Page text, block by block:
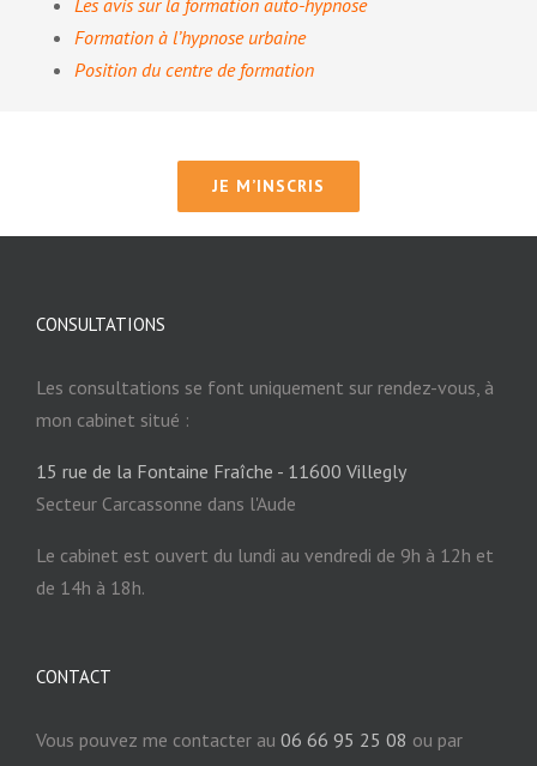
Les avis sur la formation auto-hypnose
Formation à l’hypnose urbaine
Position du centre de formation
JE M’INSCRIS
CONSULTATIONS
Les consultations se font uniquement sur rendez-vous, à
mon cabinet situé :
15 rue de la Fontaine Fraîche - 11600 Villegly
Secteur Carcassonne dans l'Aude
Le cabinet est ouvert du lundi au vendredi de 9h à 12h et
de 14h à 18h.
CONTACT
Vous pouvez me contacter au 06 66 95 25 08 ou par